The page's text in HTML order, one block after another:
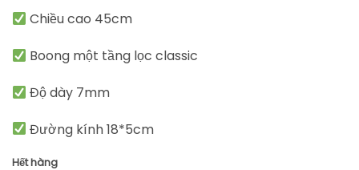
Chiều cao 45cm
Boong một tầng lọc classic
Độ dày 7mm
Đường kính 18*5cm
Hết hàng